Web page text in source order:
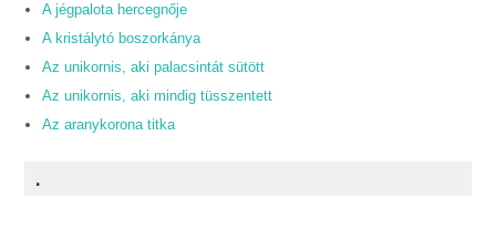
A jégpalota hercegnője
A kristálytó boszorkánya
Az unikornis, aki palacsintát sütött
Az unikornis, aki mindig tüsszentett
Az aranykorona titka
.